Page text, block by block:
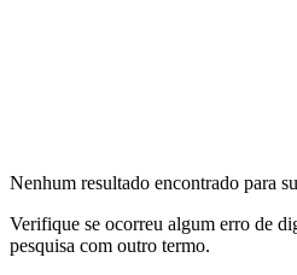
Nenhum resultado encontrado para
Verifique se ocorreu algum erro de
pesquisa com outro termo.